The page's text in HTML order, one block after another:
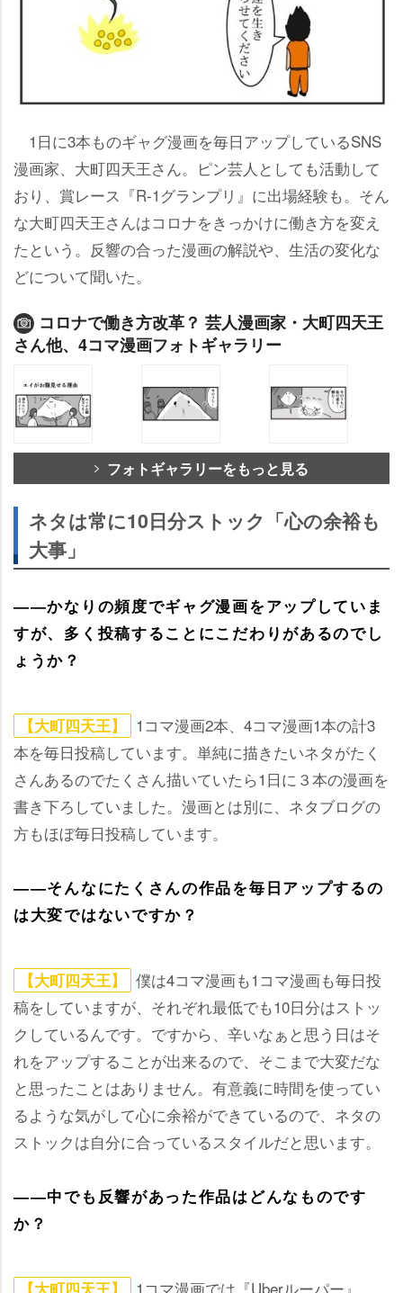
1日に3本ものギャグ漫画を毎日アップしているSNS
漫画家、大町四天王さん。ピン芸人としても活動して
おり、賞レース『R-1グランプリ』に出場経験も。そん
な大町四天王さんはコロナをきっかけに働き方を変え
たという。反響の合った漫画の解説や、生活の変化な
どについて聞いた。
コロナで働き方改革？ 芸人漫画家・大町四天王
さん他、4コマ漫画フォトギャラリー
フォトギャラリーをもっと見る
ネタは常に10日分ストック「心の余裕も
大事」
――かなりの頻度でギャグ漫画をアップしていま
すが、多く投稿することにこだわりがあるのでし
ょうか？
【大町四天王】
1コマ漫画2本、4コマ漫画1本の計3
本を毎日投稿しています。単純に描きたいネタがたく
さんあるのでたくさん描いていたら1日に３本の漫画を
書き下ろしていました。漫画とは別に、ネタブログの
方もほぼ毎日投稿しています。
――そんなにたくさんの作品を毎日アップするの
は大変ではないですか？
【大町四天王】
僕は4コマ漫画も1コマ漫画も毎日投
稿をしていますが、それぞれ最低でも10日分はストッ
クしているんです。ですから、辛いなぁと思う日はそ
れをアップすることが出来るので、そこまで大変だな
と思ったことはありません。有意義に時間を使ってい
るような気がして心に余裕ができているので、ネタの
ストックは自分に合っているスタイルだと思います。
――中でも反響があった作品はどんなものです
か？
【大町四天王】 1コマ漫画では『Uberルーパー』、